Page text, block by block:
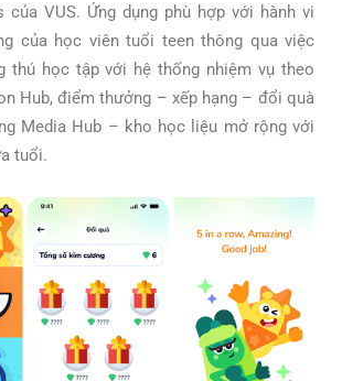
của VUS. Ứng dụng phù hợp với hành vi
của học viên tuổi teen thông qua việc
thú học tập với hệ thống nhiệm vụ theo
Hub, điểm thưởng – xếp hạng – đổi quà
Media Hub – kho học liệu mở rộng với
tuổi.